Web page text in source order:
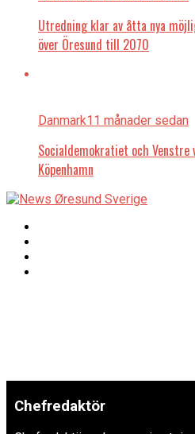
Utredning klar av åtta nya
över Öresund till 2070
Danmark11 månader sedan
Socialdemokratiet och
Köpenhamn
Chefredaktör